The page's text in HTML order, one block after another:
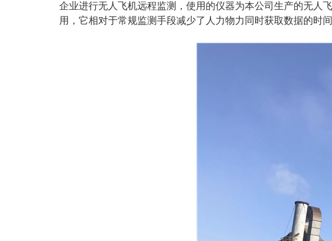
企业进行无人飞机远程监测，使用的仪器为本公司生产的无人
用，它相对于常规监测手段减少了人力物力同时获取数据的时